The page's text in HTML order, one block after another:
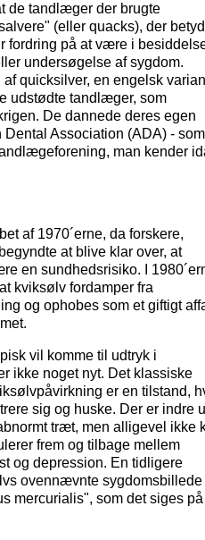
de tandlæger der brugte
(eller quacks), der
fordring på at være i
undersøgelse af sygdom.
quicksilver, en engelsk
udstødte tandlæger, som
De dannede deres egen
Association (ADA) - som
man kender
af 1970´erne, da forskere,
at blive klar over, at
en sundhedsrisiko. I
kviksølv fordamper fra
og ophobes som et giftigt
vil komme til udtryk i
ikke noget nyt. Det klassiske
er en tilstand,
sig og huske. Der er indre
træt, men alligevel ikke
frem og tilbage mellem
og depression. En tidligere
ovennævnte sygdomsbillede
mercurialis", som det siges på